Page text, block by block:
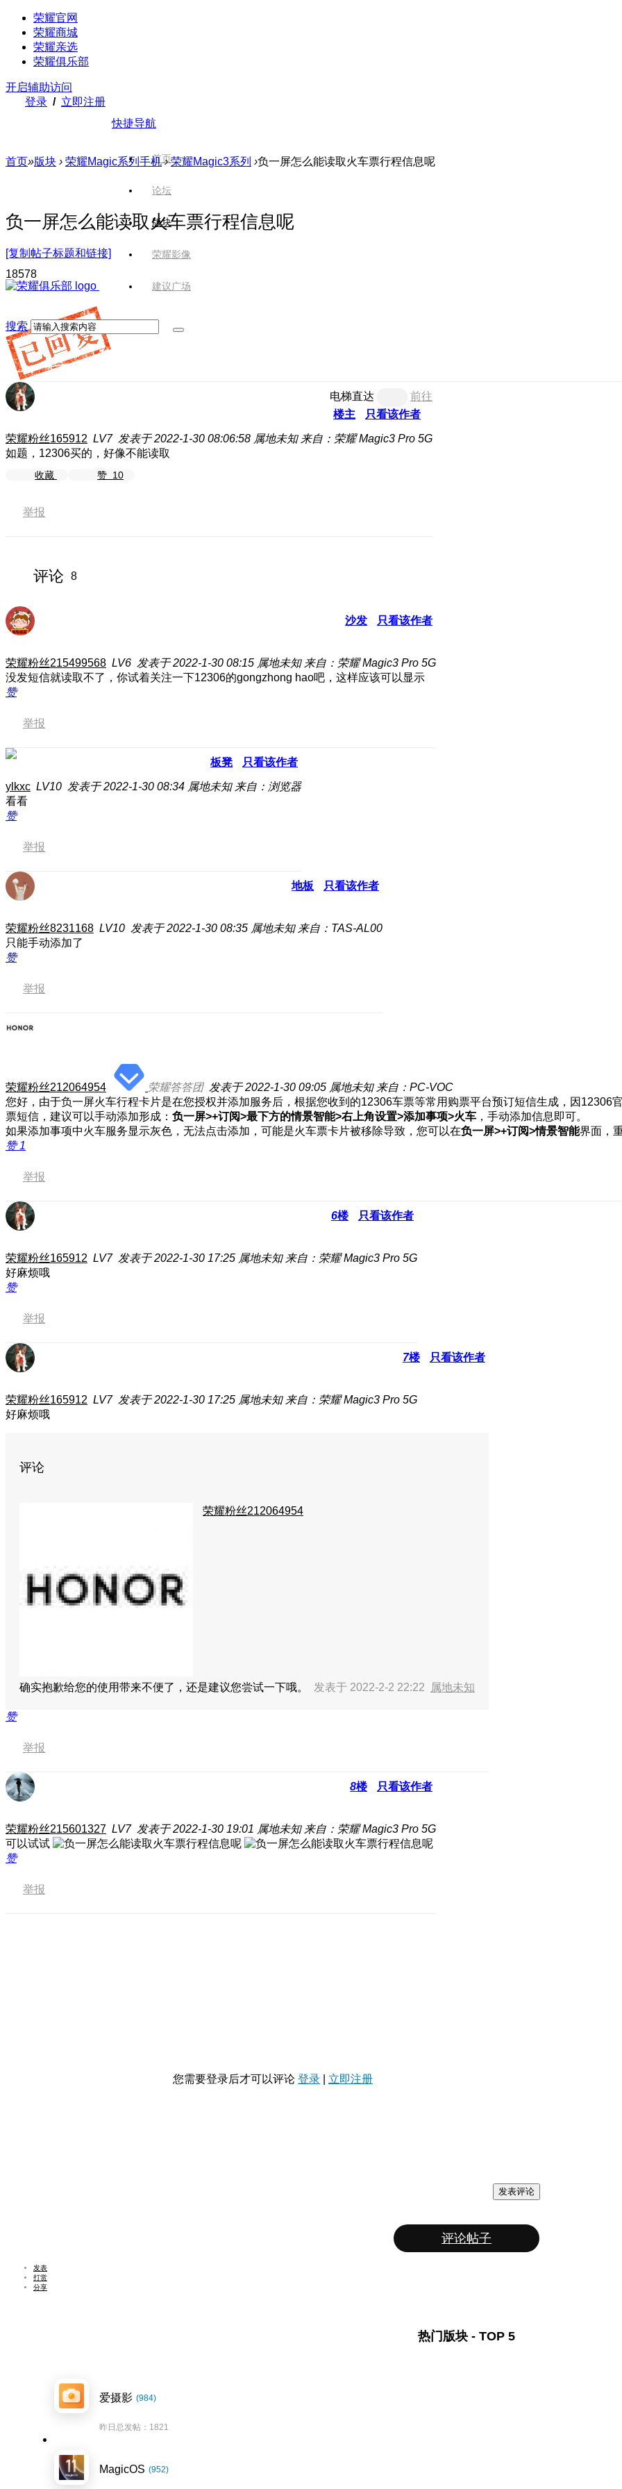
荣耀官网
荣耀商城
荣耀亲选
荣耀俱乐部
开启辅助访问
登录 / 立即注册
快捷导航
首页
论坛
版块
荣耀影像
建议广场
搜索
首页»版块 › 荣耀Magic系列手机 › 荣耀Magic3系列 ›负一屏怎么能读取火车票行程信息呢
负一屏怎么能读取火车票行程信息呢
[复制帖子标题和链接]
18578
电梯直达
前往
楼主
只看该作者
荣耀粉丝165912 LV7 发表于 2022-1-30 08:06:58 属地未知 来自：荣耀 Magic3 Pro 5G
如题，12306买的，好像不能读取
收藏 赞 10
举报
评论 8
沙发 只看该作者
荣耀粉丝215499568 LV6 发表于 2022-1-30 08:15 属地未知 来自：荣耀 Magic3 Pro 5G
没发短信就读取不了，你试着关注一下12306的gongzhong hao吧，这样应该可以显示
赞
举报
板凳 只看该作者
ylkxc LV10 发表于 2022-1-30 08:34 属地未知 来自：浏览器
看看
赞
举报
地板 只看该作者
荣耀粉丝8231168 LV10 发表于 2022-1-30 08:35 属地未知 来自：TAS-AL00
只能手动添加了
赞
举报
荣耀粉丝212064954 荣耀答答团 发表于 2022-1-30 09:05 属地未知 来自：PC-VOC
您好，由于负一屏火车行程卡片是在您授权并添加服务后，根据您收到的12306车票等常用购票平台预订短信生成，因12306
票短信，建议可以手动添加形成： 负一屏>+订阅>最下方的情景智能>右上角设置>添加事项>火车 ，手动添加信息即可。
如果添加事项中火车服务显示灰色，无法点击添加，可能是火车票卡片被移除导致，您可以在负一屏>+订阅>情景智能界面，
赞1
举报
6楼 只看该作者
荣耀粉丝165912 LV7 发表于 2022-1-30 17:25 属地未知 来自：荣耀 Magic3 Pro 5G
好麻烦哦
赞
举报
7楼 只看该作者
荣耀粉丝165912 LV7 发表于 2022-1-30 17:25 属地未知 来自：荣耀 Magic3 Pro 5G
好麻烦哦
评论
荣耀粉丝212064954
确实抱歉给您的使用带来不便了，还是建议您尝试一下哦。 发表于 2022-2-2 22:22 属地未知
赞
举报
8楼 只看该作者
荣耀粉丝215601327 LV7 发表于 2022-1-30 19:01 属地未知 来自：荣耀 Magic3 Pro 5G
可以试试
赞
举报
您需要登录后才可以评论 登录 立即注册
发表评论
评论帖子
发表
打赏
分享
热门版块 - TOP 5
爱摄影 (984)
昨日总发帖：1821
MagicOS (952)